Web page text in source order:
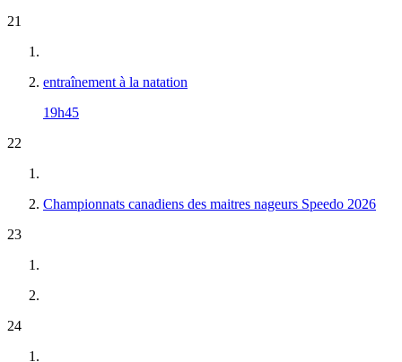
21
entraînement à la natation
19h45
22
Championnats canadiens des maitres nageurs Speedo 2026
23
24